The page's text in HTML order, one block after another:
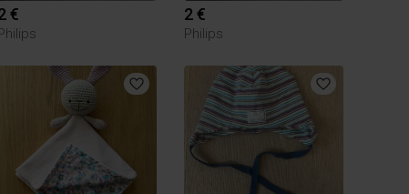
€ 2 €
Philips